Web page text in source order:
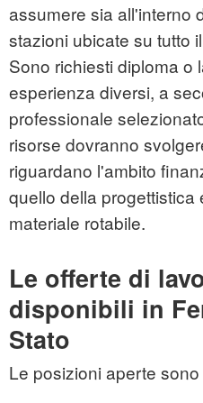
assumere sia all'interno
stazioni ubicate su tutto
Sono richiesti diploma o
esperienza diversi, a
professionale
risorse dovranno
riguardano l'ambito
quello della progettistica
materiale rotabile.
Le offerte di
disponibili in
Stato
Le posizioni aperte